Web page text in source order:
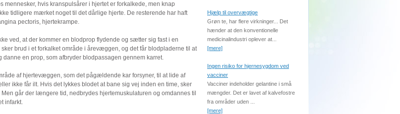
mennesker, hvis kranspulsårer i hjertet er forkalkede, men knap
tidligere mærket noget til det dårlige hjerte. De resterende har haft
pectoris, hjertekrampe.
ved, at der kommer en blodprop flydende og sætter sig fast i en
sker brud i et forkalket område i årevæggen, og det får blodpladerne til at
danne en prop, som afbryder blodpassagen gennem karret.
af hjertevæggen, som det pågældende kar forsyner, til at lide af
ikke får ilt. Hvis det lykkes blodet at bane sig vej inden en time, sker
går der længere tid, nedbrydes hjertemuskulaturen og omdannes til
infarkt.
Hjælp til overvægtige
Grøn te, har flere virkninger... Det
hænder at den konventionelle
medicinalindustri oplever at...
[mere]
Ingen risiko for hjernesygdom ved
vacciner
Vacciner indeholder gelantine i små
mængder. Det er lavet af kalvefostre
fra områder uden ...
[mere]